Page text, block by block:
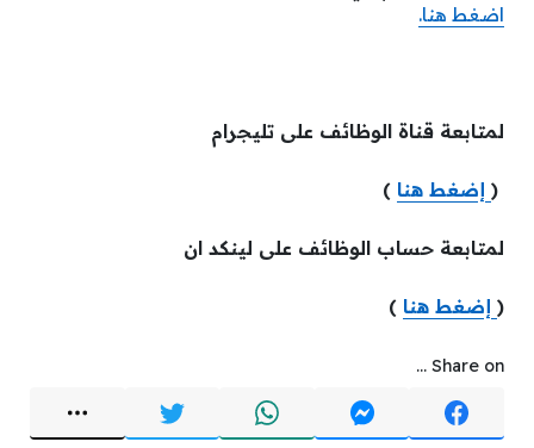
اضغط هنا.
لمتابعة قناة الوظائف على تليجرام
( إضغط هنا )
لمتابعة حساب الوظائف على لينكد ان
( إضغط هنا )
Share on ...